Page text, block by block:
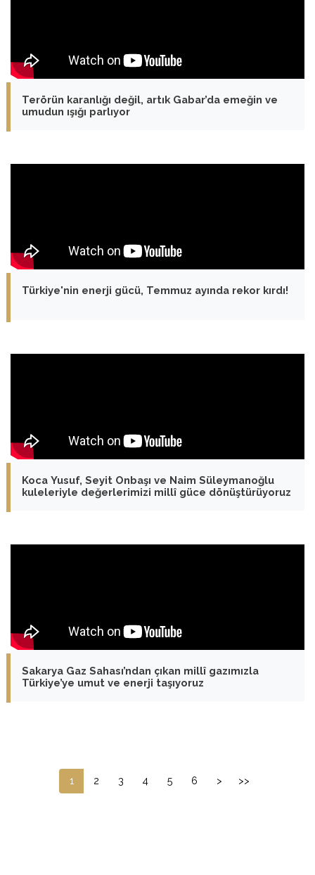
Terörün karanlığı değil, artık Gabar’da emeğin ve
umudun ışığı parlıyor
Türkiye'nin enerji gücü, Temmuz ayında rekor kırdı!
Koca Yusuf, Seyit Onbaşı ve Naim Süleymanoğlu
kuleleriyle değerlerimizi millî güce dönüştürüyoruz
Sakarya Gaz Sahası’ndan çıkan millî gazımızla
Türkiye’ye umut ve enerji taşıyoruz
1 2 3 4 5 6 > >>